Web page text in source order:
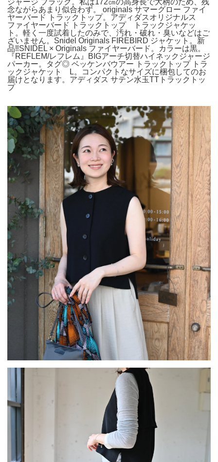
念ながらあまり似合わず。 originals サマーグロー ファイ
ヤーバード トラックトップ。アディダスオリジナルス
ファイヤーバード トラックトップ トラックジャケッ
ト。軽く一度試着したのみで、汚れ・破れ・臭いなどはご
ざいません。Snidel Originals FIREBIRD ジャケット。新
品‼️SNIDEL × Originals ファイヤーバード。カラーは黒。
『REFLEM/レフレム』BIGアーチ切替ハイネックジャージ
パーカー。タグ◎ ベッケンバウアー トラックトップ トラ
ックジャケット L。コンパクトなサイズに梱包してのお
届けとなります。アディダス サテン水玉TTトラックトッ
プ